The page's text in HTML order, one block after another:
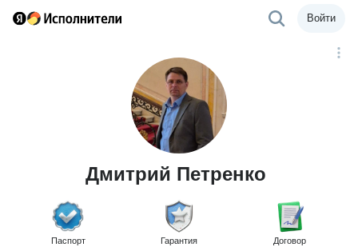
Войти
Дмитрий Петренко
Паспорт Гарантия Договор